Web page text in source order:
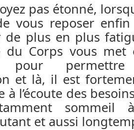
pas étonné,
vous reposer
de plus en plus
du Corps vous
pour
et là, il est
à l’écoute des
sommeil
et aussi